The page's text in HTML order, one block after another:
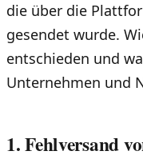
die über die
gesendet wurde.
entschieden und
Unternehmen und
1. Fehlversand